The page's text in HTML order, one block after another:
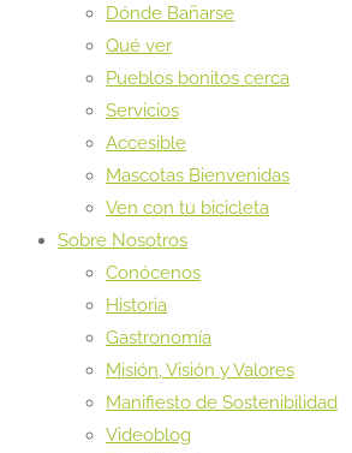
Dónde Bañarse
Qué ver
Pueblos bonitos cerca
Servicios
Accesible
Mascotas Bienvenidas
Ven con tu bicicleta
Sobre Nosotros
Conócenos
Historia
Gastronomía
Misión, Visión y Valores
Manifiesto de Sostenibilidad
Videoblog